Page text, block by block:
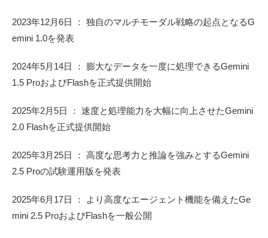
2023年12月6日 ： 独自のマルチモーダル戦略の起点となるG
emini 1.0を発表
2024年5月14日 ： 膨大なデータを一度に処理できるGemini
1.5 ProおよびFlashを正式提供開始
2025年2月5日 ： 速度と処理能力を大幅に向上させたGemini
2.0 Flashを正式提供開始
2025年3月25日 ： 高度な思考力と推論を強みとするGemini
2.5 Proの試験運用版を発表
2025年6月17日 ： より高度なエージェント機能を備えたGe
mini 2.5 ProおよびFlashを一般公開